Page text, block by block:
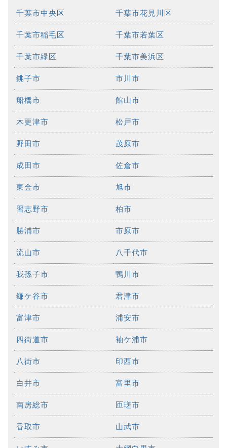
千葉市中央区 千葉市花見川区
千葉市稲毛区 千葉市若葉区
千葉市緑区 千葉市美浜区
銚子市 市川市
船橋市 館山市
木更津市 松戸市
野田市 茂原市
成田市 佐倉市
東金市 旭市
習志野市 柏市
勝浦市 市原市
流山市 八千代市
我孫子市 鴨川市
鎌ケ谷市 君津市
富津市 浦安市
四街道市 袖ケ浦市
八街市 印西市
白井市 富里市
南房総市 匝瑳市
香取市 山武市